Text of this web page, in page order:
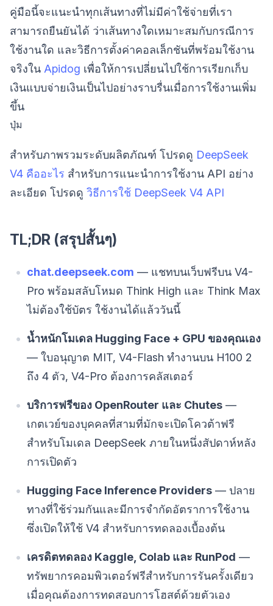
คู่มือนี้จะแนะนำทุกเส้นทางที่ไม่มีค่าใช้จ่ายที่เรา
สามารถยืนยันได้ ว่าเส้นทางใดเหมาะสมกับกรณีการ
ใช้งานใด และวิธีการตั้งค่าคอลเล็กชันที่พร้อมใช้งาน
จริงใน Apidog เพื่อให้การเปลี่ยนไปใช้การเรียกเก็บ
เงินแบบจ่ายเงินเป็นไปอย่างราบรื่นเมื่อการใช้งานเพิ่ม
ขึ้น
ปุ่ม
สำหรับภาพรวมระดับผลิตภัณฑ์ โปรดดู DeepSeek
V4 คืออะไร สำหรับการแนะนำการใช้งาน API อย่าง
ละเอียด โปรดดู วิธีการใช้ DeepSeek V4 API
TL;DR (สรุปสั้นๆ)
chat.deepseek.com — แชทบนเว็บฟรีบน V4-
Pro พร้อมสลับโหมด Think High และ Think Max
ไม่ต้องใช้บัตร ใช้งานได้แล้ววันนี้
น้ำหนักโมเดล Hugging Face + GPU ของคุณเอง
— ใบอนุญาต MIT, V4-Flash ทำงานบน H100 2
ถึง 4 ตัว, V4-Pro ต้องการคลัสเตอร์
บริการฟรีของ OpenRouter และ Chutes —
เกตเวย์ของบุคคลที่สามที่มักจะเปิดโควต้าฟรี
สำหรับโมเดล DeepSeek ภายในหนึ่งสัปดาห์หลัง
การเปิดตัว
Hugging Face Inference Providers — ปลาย
ทางที่ใช้ร่วมกันและมีการจำกัดอัตราการใช้งาน
ซึ่งเปิดให้ใช้ V4 สำหรับการทดลองเบื้องต้น
เครดิตทดลอง Kaggle, Colab และ RunPod —
ทรัพยากรคอมพิวเตอร์ฟรีสำหรับการรันครั้งเดียว
เมื่อคุณต้องการทดสอบการโฮสต์ด้วยตัวเอง